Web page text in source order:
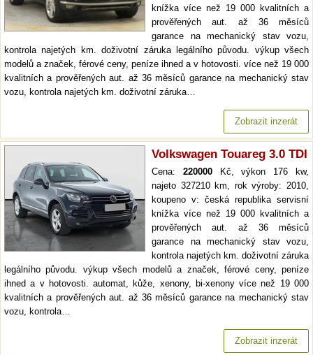
knížka více než 19 000 kvalitních a
prověřených aut. až 36 měsíců
garance na mechanický stav vozu,
kontrola najetých km. doživotní záruka legálního původu. výkup všech
modelů a značek, férové ceny, peníze ihned a v hotovosti. více než 19 000
kvalitních a prověřených aut. až 36 měsíců garance na mechanický stav
vozu, kontrola najetých km. doživotní záruka…
Zobrazit inzerát
Volkswagen Touareg 3.0 TDI
Cena: 220000Kč, výkon 176 kw,
najeto 327210 km, rok výroby: 2010,
koupeno v: česká republika servisní
knížka více než 19 000 kvalitních a
prověřených aut. až 36 měsíců
garance na mechanický stav vozu,
kontrola najetých km. doživotní záruka
legálního původu. výkup všech modelů a značek, férové ceny, peníze
ihned a v hotovosti. automat, kůže, xenony, bi-xenony více než 19 000
kvalitních a prověřených aut. až 36 měsíců garance na mechanický stav
vozu, kontrola…
Zobrazit inzerát